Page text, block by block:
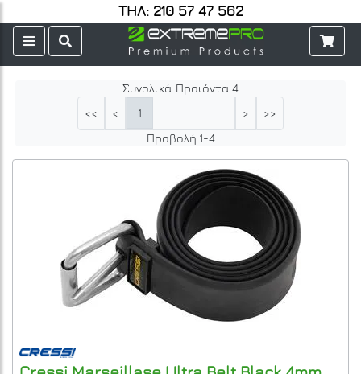
ΤΗΛ: 210 57 47 562
Συνολικά Προιόντα:4
<<
< 1 >
>>
Προβολή:1-4